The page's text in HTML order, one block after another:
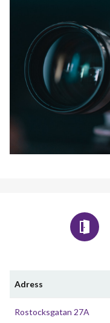
Adress
Rostocksgatan 27A